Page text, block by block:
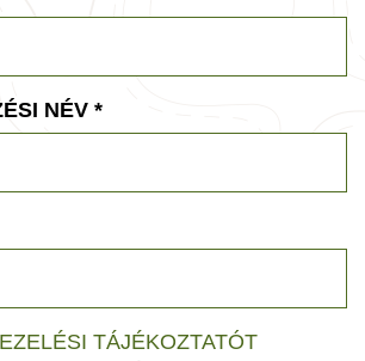
NÉV *
TÁJÉKOZTATÓT